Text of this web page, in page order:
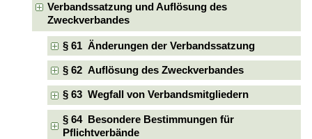
Verbandssatzung und Auflösung des
Zweckverbandes
§ 61 Änderungen der Verbandssatzung
§ 62 Auflösung des Zweckverbandes
§ 63 Wegfall von Verbandsmitgliedern
§ 64 Besondere Bestimmungen für
Pflichtverbände